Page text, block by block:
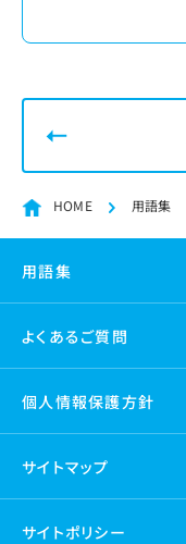
HOME 用語集
用語集
よくあるご質問
個人情報保護方針
サイトマップ
サイトポリシー